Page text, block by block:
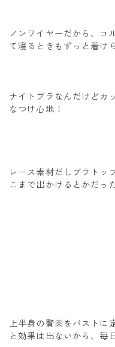
ノンワイヤーだから、コ
て寝るときもずっと着け
ナイトブラなんだけどカ
なつけ心地！
レース素材だしブラトッ
こまで出かけるとかだっ
上半身の贅肉をバストに
と効果は出ないから、毎